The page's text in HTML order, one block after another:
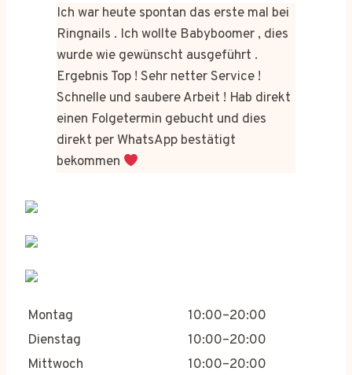
Ich war heute spontan das erste mal bei
Ringnails . Ich wollte Babyboomer , dies
wurde wie gewünscht ausgeführt .
Ergebnis Top ! Sehr netter Service !
Schnelle und saubere Arbeit ! Hab direkt
einen Folgetermin gebucht und dies
direkt per WhatsApp bestätigt
bekommen
Montag
10:00–20:00
Dienstag
10:00–20:00
Mittwoch
10:00–20:00